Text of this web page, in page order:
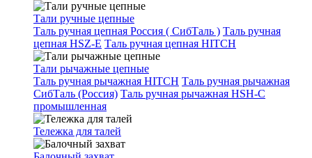
Тали ручные цепные
Таль ручная цепная Россия ( СибТаль ) Таль ручная
цепная HSZ-E Таль ручная цепная HITCH
Тали рычажные цепные
Таль ручная рычажная HITCH Таль ручная рычажная
СибТаль (Россия) Таль ручная рычажная HSH-C
промышленная
Тележка для талей